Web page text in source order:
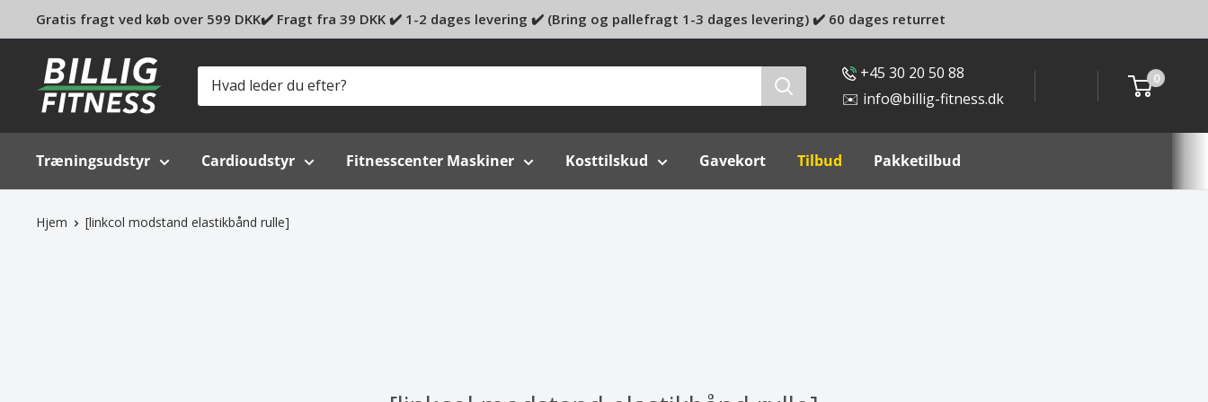
Gratis fragt ved køb over 599 DKK✔️ Fragt fra 39 DKK ✔️ 1-2 dages levering ✔️ (Bring og pallefragt 1-3 dages levering) ✔️ 60 dages returret
Billig-
fitness.dk
+45 30 20 50 88
✉️ info@billig-fitness.dk
0
Træningsudstyr Cardioudstyr Fitnesscenter Maskiner Kosttilskud Gavekort Tilbud Pakketilbud
Hjem [linkcol modstand elastikbånd rulle]